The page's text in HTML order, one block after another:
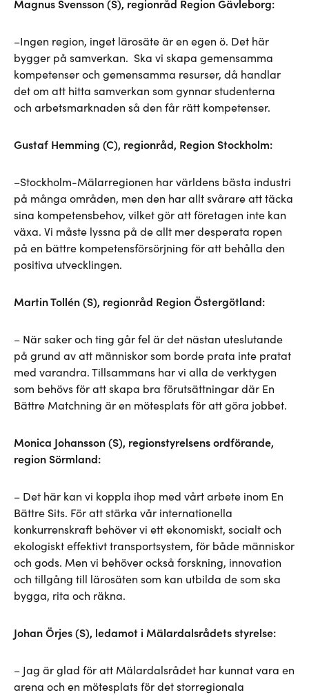
Magnus Svensson (S), regionråd Region Gävleborg:
–Ingen region, inget lärosäte är en egen ö. Det här
bygger på samverkan. Ska vi skapa gemensamma
kompetenser och gemensamma resurser, då handlar
det om att hitta samverkan som gynnar studenterna
och arbetsmarknaden så den får rätt kompetenser.
Gustaf Hemming (C), regionråd, Region Stockholm:
–Stockholm-Mälarregionen har världens bästa industri
på många områden, men den har allt svårare att täcka
sina kompetensbehov, vilket gör att företagen inte kan
växa. Vi måste lyssna på de allt mer desperata ropen
på en bättre kompetensförsörjning för att behålla den
positiva utvecklingen.
Martin Tollén (S), regionråd Region Östergötland:
– När saker och ting går fel är det nästan uteslutande
på grund av att människor som borde prata inte pratat
med varandra. Tillsammans har vi alla de verktygen
som behövs för att skapa bra förutsättningar där En
Bättre Matchning är en mötesplats för att göra jobbet.
Monica Johansson (S), regionstyrelsens ordförande,
region Sörmland:
– Det här kan vi koppla ihop med vårt arbete inom En
Bättre Sits. För att stärka vår internationella
konkurrenskraft behöver vi ett ekonomiskt, socialt och
ekologiskt effektivt transportsystem, för både människor
och gods. Men vi behöver också forskning, innovation
och tillgång till lärosäten som kan utbilda de som ska
bygga, rita och räkna.
Johan Örjes (S), ledamot i Mälardalsrådets styrelse:
– Jag är glad för att Mälardalsrådet har kunnat vara en
arena och en mötesplats för det storregionala